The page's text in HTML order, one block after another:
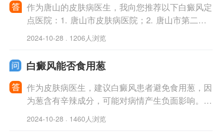
作为唐山的皮肤病医生，我向您推荐以下白癜风定
点医院：1. 唐山市皮肤病医院；2. 唐山市第二医
院皮肤科。这些医院都配备了先进设备和经验丰富
的医生团队，能够为您提供专业的白癜风
2024-10-28 · 1206人浏览
白癜风能否食用葱
作为皮肤病医生，建议白癜风患者避免食用葱，因
为葱含有辛辣成分，可能对病情产生负面影响。白
癜风患者饮食上应多摄入富含维生素和抗氧化剂的
食物，如新鲜蔬菜和水果，有利于身体健康
2024-10-28 · 1460人浏览